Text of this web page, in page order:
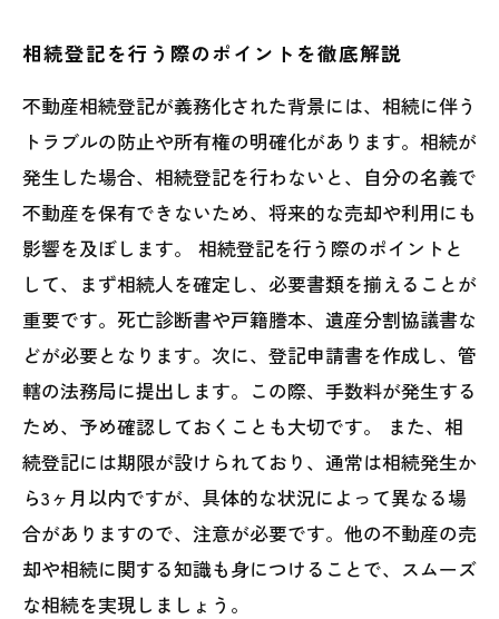
相続登記を行う際のポイントを徹底解説
不動産相続登記が義務化された背景には、相続に伴う
トラブルの防止や所有権の明確化があります。相続が
発生した場合、相続登記を行わないと、自分の名義で
不動産を保有できないため、将来的な売却や利用にも
影響を及ぼします。 相続登記を行う際のポイントと
して、まず相続人を確定し、必要書類を揃えることが
重要です。死亡診断書や戸籍謄本、遺産分割協議書な
どが必要となります。次に、登記申請書を作成し、管
轄の法務局に提出します。この際、手数料が発生する
ため、予め確認しておくことも大切です。 また、相
続登記には期限が設けられており、通常は相続発生か
ら3ヶ月以内ですが、具体的な状況によって異なる場
合がありますので、注意が必要です。他の不動産の売
却や相続に関する知識も身につけることで、スムーズ
な相続を実現しましょう。